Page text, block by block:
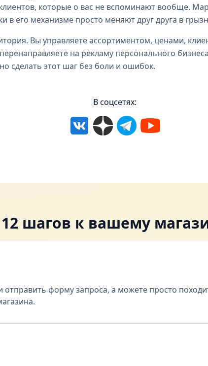
которые о вас не вспоминают вообще.
в его механизме просто меняют друг друга в
Вы управляете ассортиментом, ценами,
на рекламу персонального
сделать этот шаг без боли и ошибок.
В соцсетях:
12 шагов к вашему
форму запроса, а можете просто